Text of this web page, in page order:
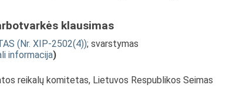
klausimas
(Nr. XIP-2502(4)); svarstymas
informacija)
reikalų komitetas, Lietuvos Respublikos Seimas